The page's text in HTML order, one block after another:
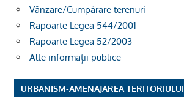
Vânzare/Cumpărare terenuri
Rapoarte Legea 544/2001
Rapoarte Legea 52/2003
Alte informații publice
URBANISM-AMENAJAREA TERITORIULUI